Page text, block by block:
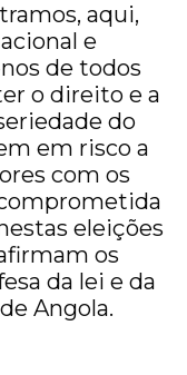
aqui,
e
de todos
o direito e a
do
em risco a
com os
eleições
os
da lei e da
Angola.